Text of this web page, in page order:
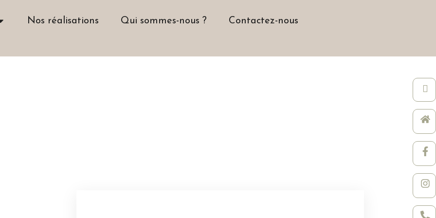
Nos réalisations Qui sommes-nous ? Contactez-nous